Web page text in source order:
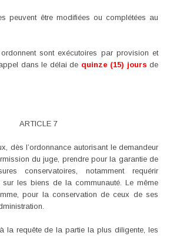
peuvent être modifiées ou complétées au
sont exécutoires par provision et
dans le délai de quinze (15) jours de
ARTICLE 7
dès l’ordonnance autorisant le demandeur
du juge, prendre pour la garantie de
conservatoires, notamment requérir
les biens de la communauté. Le même
pour la conservation de ceux de ses
la requête de la partie la plus diligente, les